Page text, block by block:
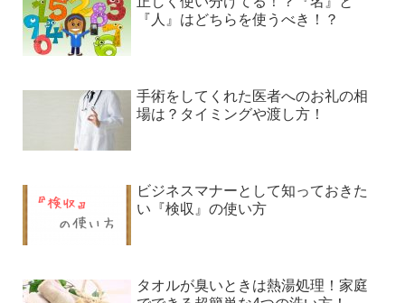
『人』はどちらを使うべき！？
手術をしてくれた医者へのお礼の相
場は？タイミングや渡し方！
ビジネスマナーとして知っておきた
い『検収』の使い方
タオルが臭いときは熱湯処理！家庭